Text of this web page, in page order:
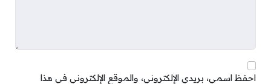
احفظ اسمي، بريدي الإلكتروني، والموقع الإلكتروني في هذا